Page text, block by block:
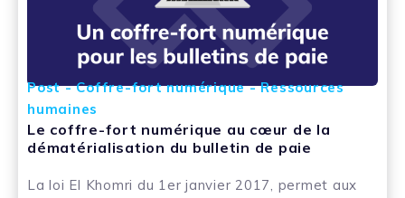
Post - Coffre-fort numérique - Ressources
humaines
Le coffre-fort numérique au cœur de la
dématérialisation du bulletin de paie
La loi El Khomri du 1er janvier 2017, permet aux